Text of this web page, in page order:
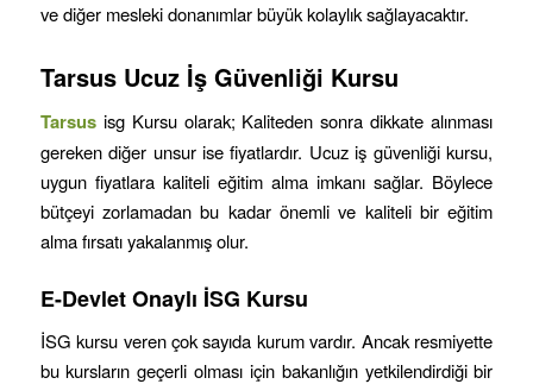
ve diğer mesleki donanımlar büyük kolaylık sağlayacaktır.
Tarsus Ucuz İş Güvenliği Kursu
Tarsus isg Kursu olarak; Kaliteden sonra dikkate alınması
gereken diğer unsur ise fiyatlardır. Ucuz iş güvenliği kursu,
uygun fiyatlara kaliteli eğitim alma imkanı sağlar. Böylece
bütçeyi zorlamadan bu kadar önemli ve kaliteli bir eğitim
alma fırsatı yakalanmış olur.
E-Devlet Onaylı İSG Kursu
İSG kursu veren çok sayıda kurum vardır. Ancak resmiyette
bu kursların geçerli olması için bakanlığın yetkilendirdiği bir